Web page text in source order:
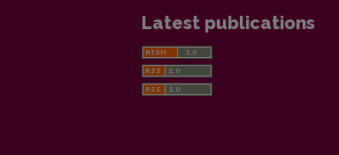
Latest publications